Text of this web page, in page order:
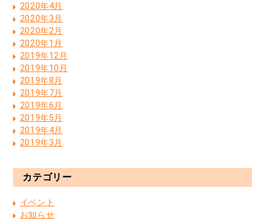
2020年4月
2020年3月
2020年2月
2020年1月
2019年12月
2019年10月
2019年8月
2019年7月
2019年6月
2019年5月
2019年4月
2019年3月
カテゴリー
イベント
お知らせ